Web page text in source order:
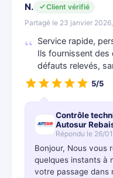
N.
Client vérifié
Partagé le 23 janvier
Service rapide,
Ils fournissent des
défauts relevés,
5/5
Contrôle
Autosur
Répondu le 26/
Bonjour, Nous vous
quelques instants à
votre passage dans